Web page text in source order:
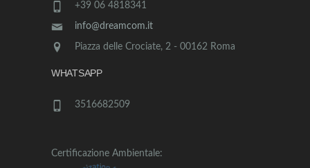
+39 06 4818341
info@dreamcom.it
Piazza delle Crociate, 2 - 00162 Roma
WHATSAPP
3516682509
Certificazione Ambientale: